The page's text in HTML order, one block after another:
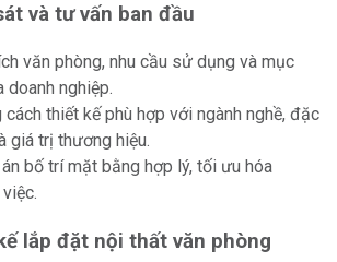
và tư vấn ban đầu
văn phòng, nhu cầu sử dụng và mục
doanh nghiệp.
thiết kế phù hợp với ngành nghề, đặc
giá trị thương hiệu.
bố trí mặt bằng hợp lý, tối ưu hóa
lắp đặt nội thất văn phòng